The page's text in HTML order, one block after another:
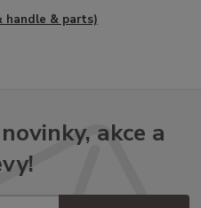
handle & parts)
akce a